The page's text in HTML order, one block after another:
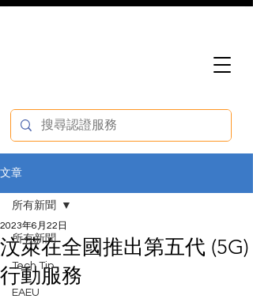
文章
所有新聞
Tech Tip
EAEU
所有新聞
汶萊在全國推出第五代 (5G)
行動服務
2023年6月22日